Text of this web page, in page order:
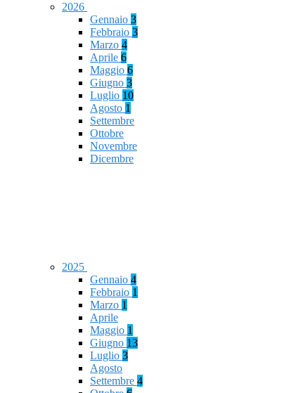
2026
Gennaio 3
Febbraio 3
Marzo 4
Aprile 6
Maggio 6
Giugno 3
Luglio 10
Agosto 1
Settembre
Ottobre
Novembre
Dicembre
2025
Gennaio 4
Febbraio 1
Marzo 1
Aprile
Maggio 1
Giugno 13
Luglio 3
Agosto
Settembre 4